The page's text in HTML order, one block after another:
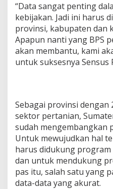
“Data sangat penting
kebijakan. Jadi ini harus
provinsi, kabupaten dan
Apapun nanti yang BPS
akan membantu, kami
untuk suksesnya Sensus
Sebagai provinsi dengan
sektor pertanian,
sudah mengembangkan
Untuk mewujudkan hal
harus didukung program
dan untuk mendukung
pas itu, salah satu yang
data-data yang akurat.